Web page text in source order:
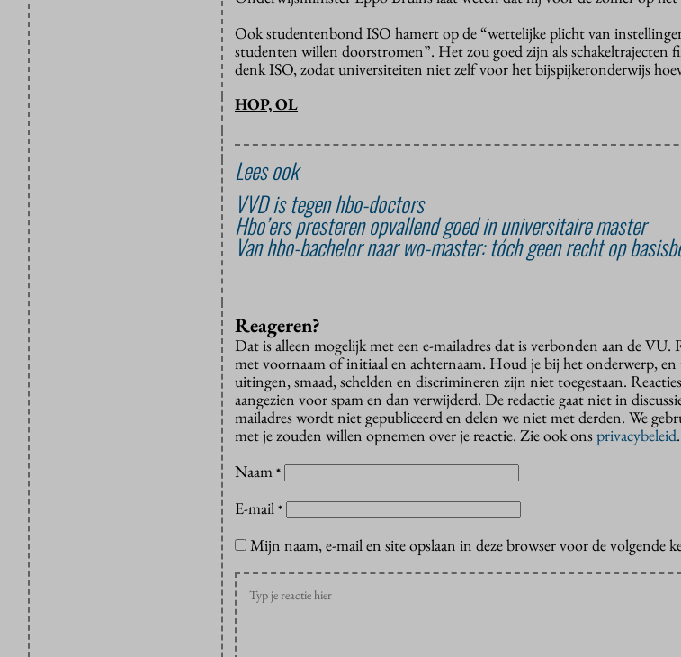
Ook studentenbond ISO hamert op de “wettelijke plicht van
studenten willen doorstromen”. Het zou goed zijn als schakeltrajecten
denk ISO, zodat universiteiten niet zelf voor het bijspijkeronderwijs
HOP, OL
Lees ook
VVD is tegen hbo-doctors
Hbo’ers presteren opvallend goed in universitaire master
Van hbo-bachelor naar wo-master: tóch geen recht op
Reageren?
Dat is alleen mogelijk met een e-mailadres dat is verbonden aan de VU.
met voornaam of initiaal en achternaam. Houd je bij het onderwerp, en
uitingen, smaad, schelden en discrimineren zijn niet toegestaan.
aangezien voor spam en dan verwijderd. De redactie gaat niet in
mailadres wordt niet gepubliceerd en delen we niet met derden. We
met je zouden willen opnemen over je reactie. Zie ook onsprivacybeleid.
Naam *
E-mail *
Mijn naam, e-mail en site opslaan in deze browser voor de volgende